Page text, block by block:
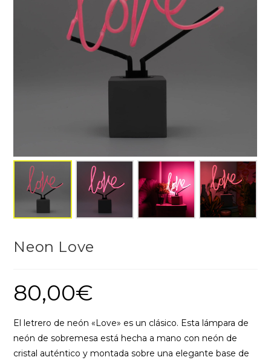
Neon Love
80,00€
El letrero de neón «Love» es un clásico. Esta lámpara de
neón de sobremesa está hecha a mano con neón de
cristal auténtico y montada sobre una elegante base de